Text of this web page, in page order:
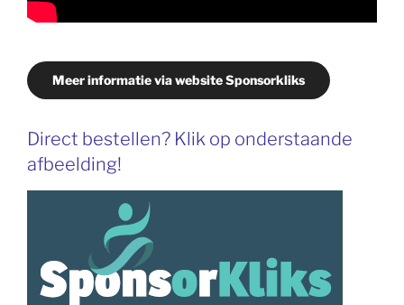
Meer informatie via website Sponsorkliks
Direct bestellen? Klik op onderstaande
afbeelding!